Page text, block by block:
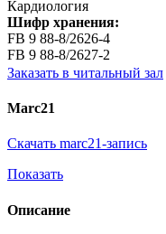
Кардиология
Шифр хранения:
FB 9 88-8/2626-4
FB 9 88-8/2627-2
Заказать в читальный зал
Marc21
Скачать marc21-запись
Показать
Описание